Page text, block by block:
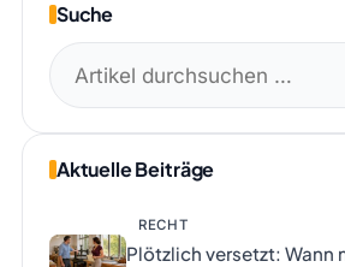
Suche
Suchen
nach:
Aktuelle Beiträge
RECHT
Plötzlich versetzt: Wann